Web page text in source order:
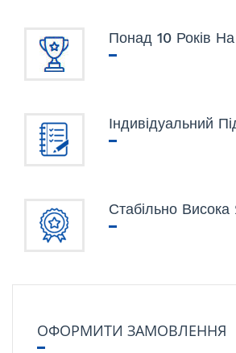
Понад 10 Років
Індивідуальний
Стабільно Висока
ОФОРМИТИ ЗАМОВЛЕННЯ